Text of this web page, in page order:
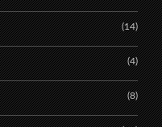
(14)
(4)
(8)